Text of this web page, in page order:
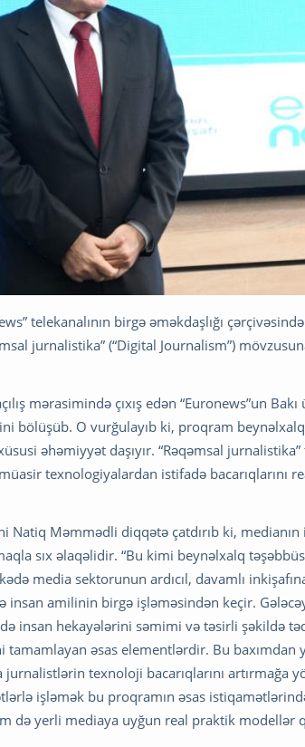
telekanalının birgə əməkdaşlığı
jurnalistika” (“Digital Journalism”)
mərasimində çıxış edən “Euronews”un
bölüşüb. O vurğulayıb ki, proqram
əhəmiyyət daşıyır. “Rəqəmsal
texnologiyalardan istifadə bacarıqlarını
Məmmədli diqqətə çatdırıb ki,
sıx əlaqəlidir. “Bu kimi beynəlxalq
media sektorunun ardıcıl, davamlı
insan amilinin birgə işləməsindən keçir.
insan hekayələrini səmimi və təsirli şəkildə
əsas elementlərdir. Bu baxımdan
texnoloji bacarıqlarını artırmağa
işləmək bu proqramın əsas
də yerli mediaya uyğun real praktik modellər